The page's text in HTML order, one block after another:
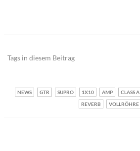
Tags in diesem Beitrag
NEWS GTR SUPRO 1X10 AMP CLASS A
REVERB
VOLLRÖHRE